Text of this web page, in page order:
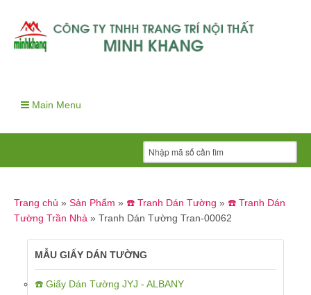
Main Menu
Trang chủ » Sản Phẩm » ☎️ Tranh Dán Tường » ☎️ Tranh Dán
Tường Trần Nhà » Tranh Dán Tường Tran-00062
MẪU GIẤY DÁN TƯỜNG
☎️ Giấy Dán Tường JYJ - ALBANY